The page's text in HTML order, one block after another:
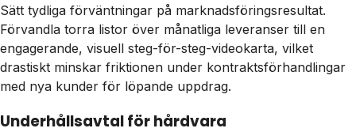
Sätt tydliga förväntningar på marknadsföringsresultat.
Förvandla torra listor över månatliga leveranser till en
engagerande, visuell steg-för-steg-videokarta, vilket
drastiskt minskar friktionen under kontraktsförhandlingar
med nya kunder för löpande uppdrag.
Underhållsavtal för hårdvara